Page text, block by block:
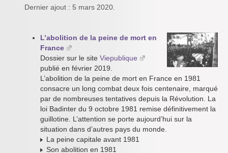
Dernier ajout : 5 mars 2020.
L’abolition de la peine de mort en
France
Dossier sur le site Viepublique
publié en février 2019.
L’abolition de la peine de mort en France en 1981
consacre un long combat deux fois centenaire, marqué
par de nombreuses tentatives depuis la Révolution. La
loi Badinter du 9 octobre 1981 remise définitivement la
guillotine. L’attention se porte aujourd’hui sur la
situation dans d’autres pays du monde.
La peine capitale avant 1981
Son abolition en 1981